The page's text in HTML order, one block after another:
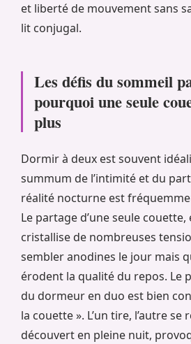
et liberté de mouvement sans
lit conjugal.
Les défis du sommeil
pourquoi une seule
plus
Dormir à deux est souvent
summum de l’intimité et du
réalité nocturne est
Le partage d’une seule
cristallise de nombreuses
sembler anodines le jour mais
érodent la qualité du repos. Le
du dormeur en duo est bien
la couette ». L’un tire, l’autre se
découvert en pleine nuit,